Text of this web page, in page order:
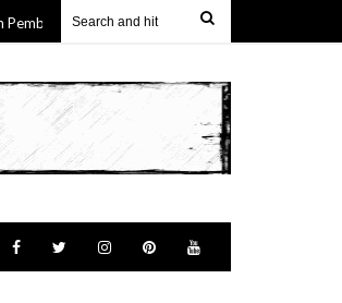
& Keterlibatan Nyata Masyarakat Maluku